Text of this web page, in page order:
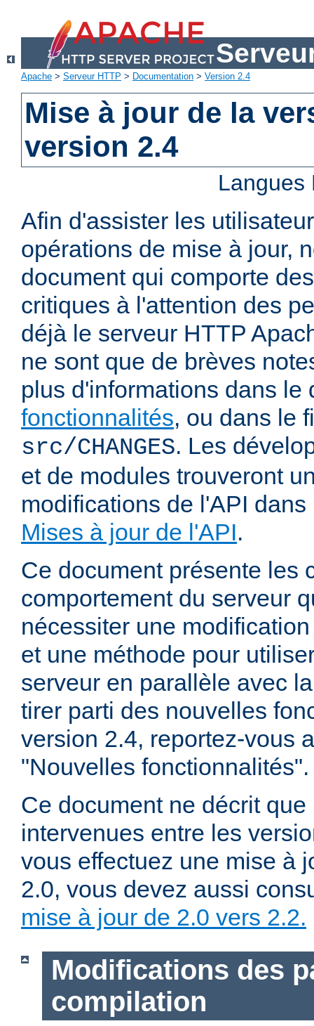
Apache > Serveur HTTP > Documentation > Version 2.4
Mise à jour de la
version 2.4
Afin d'assister les
opérations de mise à jour,
document qui comporte
critiques à l'attention des
déjà le serveur HTTP
ne sont que de brèves
plus d'informations dans
fonctionnalités, ou dans le
src/CHANGES. Les
et de modules trouveront
modifications de l'API
Mises à jour de l'API.
Ce document présente les
comportement du serveur
nécessiter une
et une méthode pour
serveur en parallèle avec
tirer parti des nouvelles
version 2.4, reportez-vous
"Nouvelles fonctionnalités".
Ce document ne décrit
intervenues entre les
vous effectuez une mise à
2.0, vous devez aussi
mise à jour de 2.0 vers 2.2.
Modifications des
compilation